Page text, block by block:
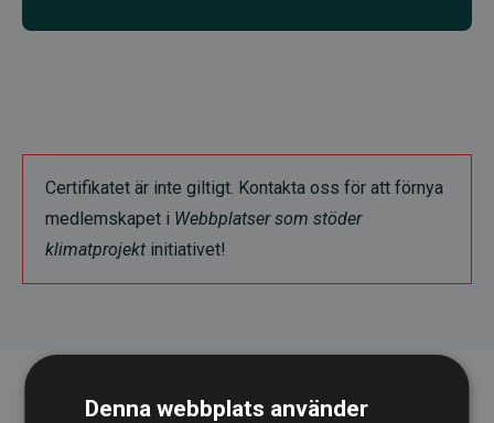
Certifikatet är inte giltigt. Kontakta oss för att förnya
medlemskapet i Webbplatser som stöder
klimatprojekt initiativet!
Denna webbplats använder